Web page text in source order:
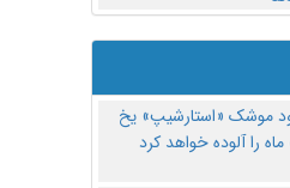
موشک «استارشیپ» یخ
را آلوده خواهد کرد